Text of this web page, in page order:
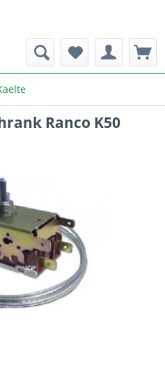
Ranco K50